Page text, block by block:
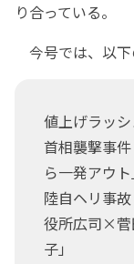
り合っている。
今号では、以下
値上げラッ
首相襲撃事
ら一発アウト
陸自ヘリ事
役所広司×菅
子」